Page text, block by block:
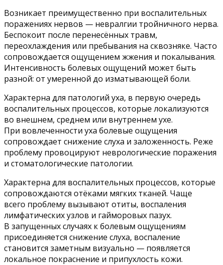
Возникает преимущественно при воспалительных
поражениях нервов — невралгии тройничного нерва.
Беспокоит после перенесённых травм,
переохлаждения или пребывания на сквозняке. Часто
сопровождается ощущением жжения и покалывания.
Интенсивность болевых ощущений может быть
разной: от умеренной до изматывающей боли.
Характерна для патологий уха, в первую очередь
воспалительных процессов, которые локализуются
во внешнем, среднем или внутреннем ухе.
При вовлеченности уха болевые ощущения
сопровождает снижение слуха и заложенность. Реже
проблему провоцируют неврологические поражения
и стоматологические патологии.
Характерна для воспалительных процессов, которые
сопровождаются отёками мягких тканей. Чаще
всего проблему вызывают отиты, воспаления
лимфатических узлов и гайморовых пазух.
В запущенных случаях к болевым ощущениям
присоединяется снижение слуха, воспаление
становится заметным визуально — появляется
локальное покраснение и припухлость кожи.